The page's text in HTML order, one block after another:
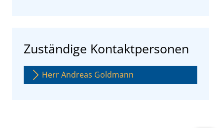
Zuständige Kontaktpersonen
Herr Andreas Goldmann